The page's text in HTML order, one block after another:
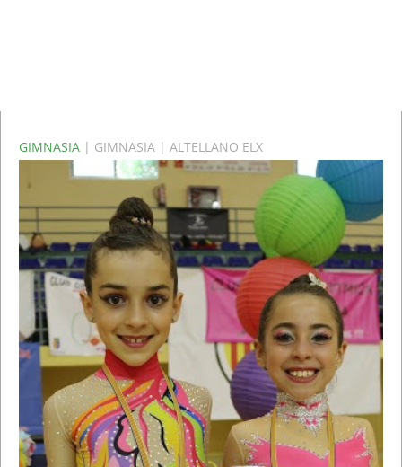
GIMNASIA | GIMNASIA | ALTELLANO ELX